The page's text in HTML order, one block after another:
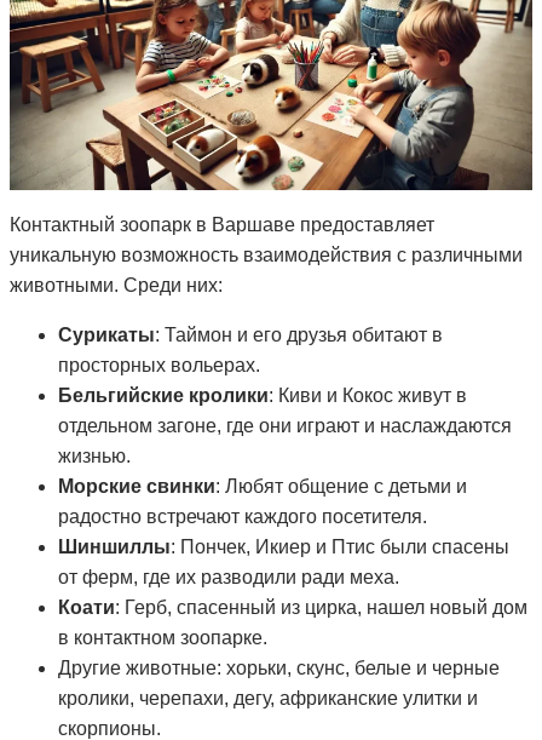
Контактный зоопарк в Варшаве предоставляет
уникальную возможность взаимодействия с различными
животными. Среди них:
Сурикаты: Таймон и его друзья обитают в
просторных вольерах.
Бельгийские кролики: Киви и Кокос живут в
отдельном загоне, где они играют и наслаждаются
жизнью.
Морские свинки: Любят общение с детьми и
радостно встречают каждого посетителя.
Шиншиллы: Пончек, Икиер и Птис были спасены
от ферм, где их разводили ради меха.
Коати: Герб, спасенный из цирка, нашел новый дом
в контактном зоопарке.
Другие животные: хорьки, скунс, белые и черные
кролики, черепахи, дегу, африканские улитки и
скорпионы.